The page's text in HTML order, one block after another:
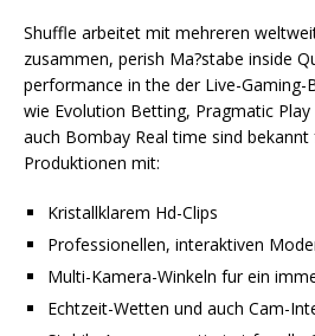
Shuffle arbeitet mit mehreren
zusammen, perish Ma?stabe inside
performance in the der Live-Gaming-
wie Evolution Betting, Pragmatic Play
auch Bombay Real time sind bekannt
Produktionen mit:
Kristallklarem Hd-Clips
Professionellen, interaktiven
Multi-Kamera-Winkeln fur ein
Echtzeit-Wetten und auch Cam-